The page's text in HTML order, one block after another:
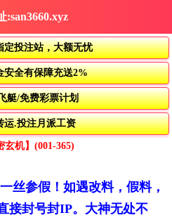
:san3660.xyz
投注站，大额无忧
全有保障充送2%
艇/免费彩票计划
.投注月派工资
机】(001-365)
丝参假！如遇改料，假料，
接封号封IP。大神无处不